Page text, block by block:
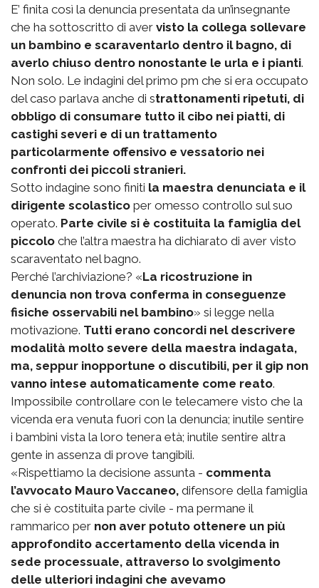
E’ finita così la denuncia presentata da un’insegnante
che ha sottoscritto di aver visto la collega sollevare
un bambino e scaraventarlo dentro il bagno, di
averlo chiuso dentro nonostante le urla e i pianti.
Non solo. Le indagini del primo pm che si era occupato
del caso parlava anche di strattonamenti ripetuti, di
obbligo di consumare tutto il cibo nei piatti, di
castighi severi e di un trattamento
particolarmente offensivo e vessatorio nei
confronti dei piccoli stranieri.
Sotto indagine sono finiti la maestra denunciata e il
dirigente scolastico per omesso controllo sul suo
operato. Parte civile si è costituita la famiglia del
piccolo che l’altra maestra ha dichiarato di aver visto
scaraventato nel bagno.
Perché l’archiviazione? «La ricostruzione in
denuncia non trova conferma in conseguenze
fisiche osservabili nel bambino» si legge nella
motivazione. Tutti erano concordi nel descrivere
modalità molto severe della maestra indagata,
ma, seppur inopportune o discutibili, per il gip non
vanno intese automaticamente come reato.
Impossibile controllare con le telecamere visto che la
vicenda era venuta fuori con la denuncia; inutile sentire
i bambini vista la loro tenera età; inutile sentire altra
gente in assenza di prove tangibili.
«Rispettiamo la decisione assunta - commenta
l’avvocato Mauro Vaccaneo, difensore della famiglia
che si è costituita parte civile - ma permane il
rammarico per non aver potuto ottenere un più
approfondito accertamento della vicenda in
sede processuale, attraverso lo svolgimento
delle ulteriori indagini che avevamo